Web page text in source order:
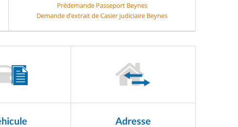
Prédemande Passeport Beynes
Demande d’extrait de Casier judiciaire Beynes
Adresse